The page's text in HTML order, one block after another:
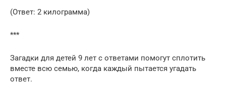
(Ответ: 2 килограмма)
***
Загадки для детей 9 лет с ответами помогут сплотить
вместе всю семью, когда каждый пытается угадать
ответ.